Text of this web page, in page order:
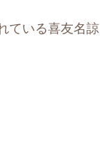
ている喜友名諒